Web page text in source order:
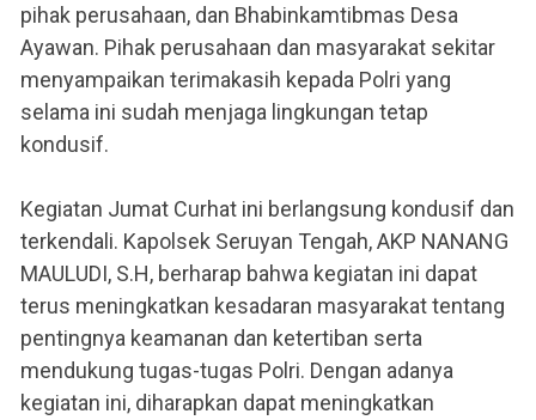
pihak perusahaan, dan Bhabinkamtibmas Desa
Ayawan. Pihak perusahaan dan masyarakat sekitar
menyampaikan terimakasih kepada Polri yang
selama ini sudah menjaga lingkungan tetap
kondusif.
Kegiatan Jumat Curhat ini berlangsung kondusif dan
terkendali. Kapolsek Seruyan Tengah, AKP NANANG
MAULUDI, S.H, berharap bahwa kegiatan ini dapat
terus meningkatkan kesadaran masyarakat tentang
pentingnya keamanan dan ketertiban serta
mendukung tugas-tugas Polri. Dengan adanya
kegiatan ini, diharapkan dapat meningkatkan